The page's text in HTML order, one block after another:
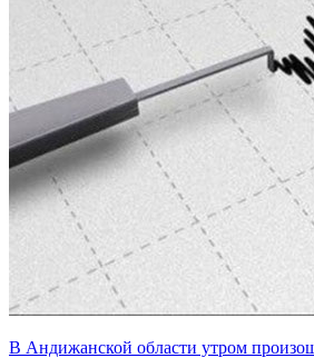
В Андижанской области утром